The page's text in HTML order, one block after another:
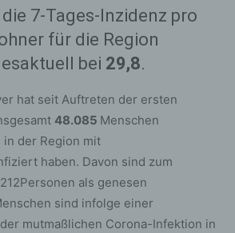
7-Tages-Inzidenz pro
für die Region
bei 29,8.
hat seit Auftreten der ersten
48.085 Menschen
der Region mit
haben. Davon sind zum
als genesen
sind infolge einer
mutmaßlichen Corona-Infektion in